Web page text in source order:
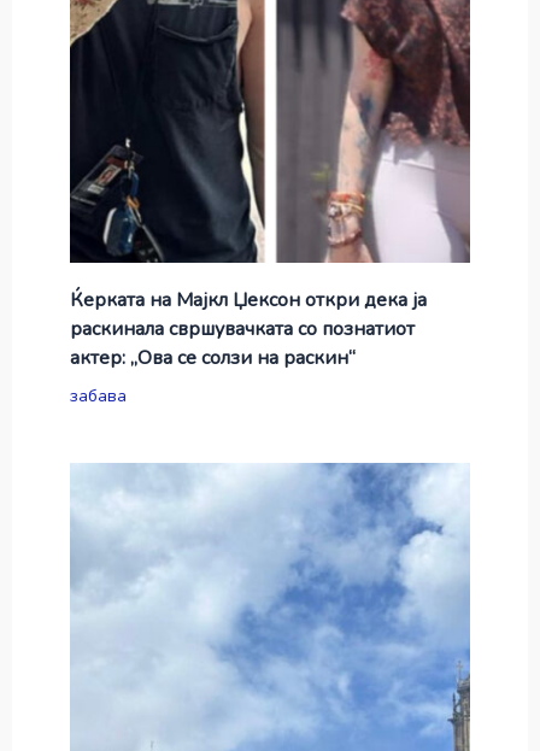
Ќерката на Мајкл Џексон откри дека ја
раскинала свршувачката со познатиот
актер: „Ова се солзи на раскин“
забава